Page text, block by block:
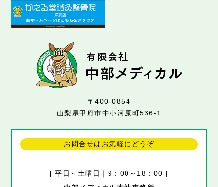
〒400-0854
山梨県甲府市中小河原町536-1
お問合せはお気軽にどうぞ
[ 平日～土曜日｜9：00～18：00 ]